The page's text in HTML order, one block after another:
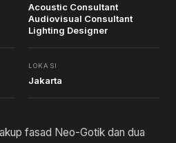
Acoustic Consultant
Audiovisual Consultant
Lighting Designer
LOKASI
Jakarta
fasad Neo-Gotik dan dua